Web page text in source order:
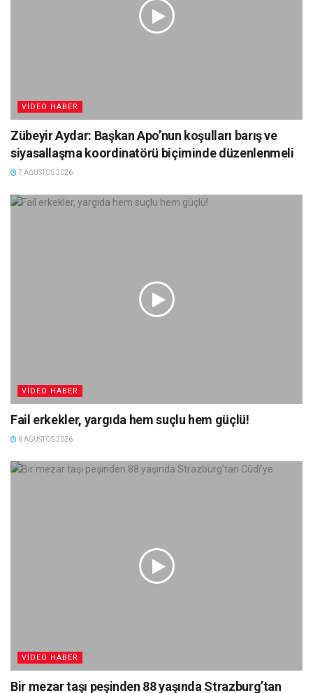
VIDEO HABER
Zübeyir Aydar: Başkan Apo’nun koşulları barış ve
siyasallaşma koordinatörü biçiminde düzenlenmeli
7 AĞUSTOS 2026
VIDEO HABER
Fail erkekler, yargıda hem suçlu hem güçlü!
6 AĞUSTOS 2026
VIDEO HABER
Bir mezar taşı peşinden 88 yaşında Strazburg’tan